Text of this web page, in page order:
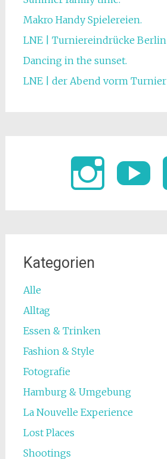
Makro Handy Spielereien.
LNE | Turniereindrücke Berlin
Dancing in the sunset.
LNE | der Abend vorm Turnier
Kategorien
Alle
Alltag
Essen & Trinken
Fashion & Style
Fotografie
Hamburg & Umgebung
La Nouvelle Experience
Lost Places
Shootings